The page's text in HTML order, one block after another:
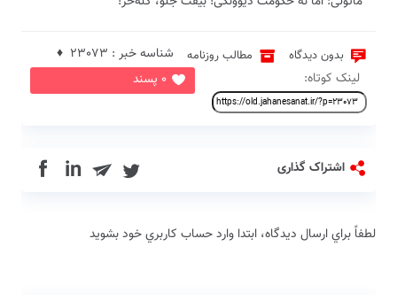
بدون دیدگاه مطالب روزنامه
0 پسند
شناسه خبر : 23073 ♦
لینک کوتاه:
اشتراک گذاری in
لطفاً براي ارسال دیدگاه، ابتدا وارد حساب كاربري خود بشويد